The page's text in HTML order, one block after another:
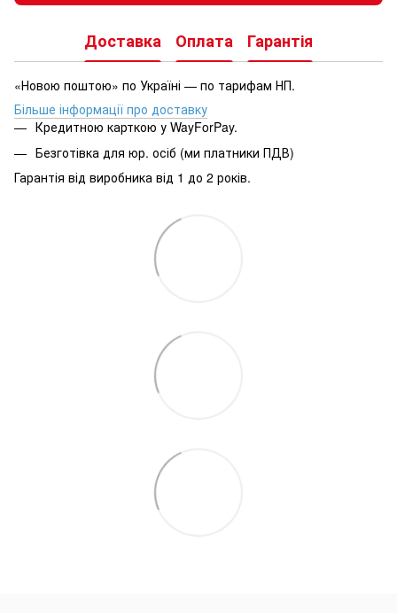
Доставка Оплата Гарантія
«Новою поштою» по Україні — по тарифам НП.
Більше інформації про доставку
Кредитною карткою у WayForPay.
Безготівка для юр. осіб (ми платники ПДВ)
Гарантія від виробника від 1 до 2 років.